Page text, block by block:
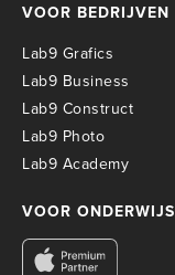
VOOR BEDRIJVEN
Lab9 Grafics
Lab9 Business
Lab9 Construct
Lab9 Photo
Lab9 Academy
VOOR ONDERWIJS